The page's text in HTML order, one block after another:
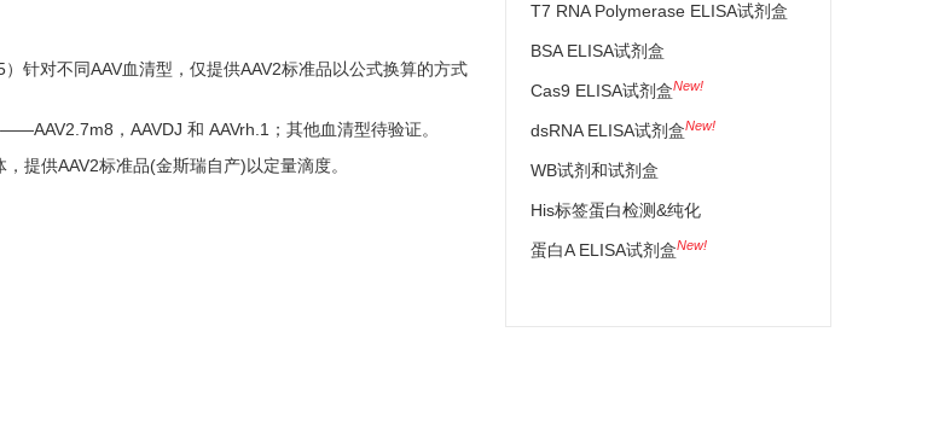
）针对不同AAV血清型，仅提供AAV2标准品以公式换算的方式
，AAVDJ 和 AAVrh.1；其他血清型待验证。
提供AAV2标准品(金斯瑞自产)以定量滴度。
T7 RNA Polymerase ELISA试剂盒
BSA ELISA试剂盒
Cas9 ELISA试剂盒New!
dsRNA ELISA试剂盒New!
WB试剂和试剂盒
His标签蛋白检测&纯化
蛋白A ELISA试剂盒New!